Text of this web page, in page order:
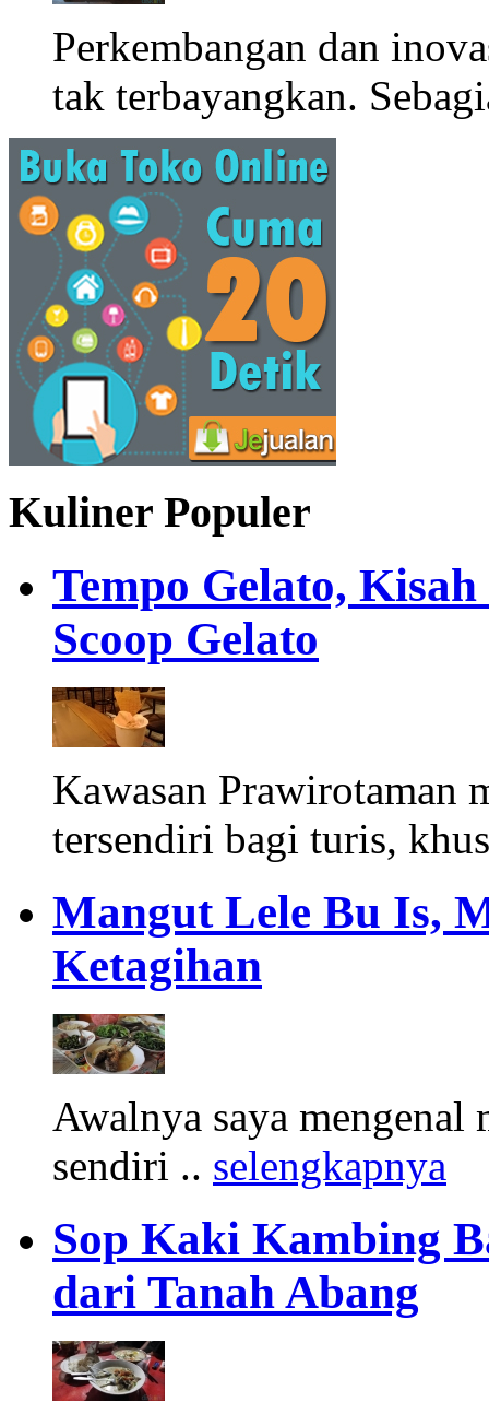
Perkembangan dan
tak terbayangkan.
Kuliner Populer
Tempo Gelato,
Scoop Gelato
Kawasan Prawirotaman
tersendiri bagi turis,
Mangut Lele Bu Is,
Ketagihan
Awalnya saya mengenal
sendiri .. selengkapnya
Sop Kaki Kambing
dari Tanah Abang